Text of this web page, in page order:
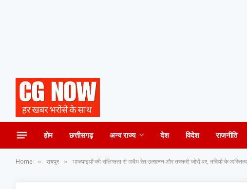
होम छत्तीसगढ़ अन्य राज्य देश विदेश राजनीति
Home » रायपुर » भाजपाइयों की संलिप्तता से अवैध रेत उत्खनन और तस्करी जोरों पर, नदियों के